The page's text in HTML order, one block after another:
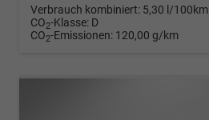
Verbrauch kombiniert: 5,30 l/100km
CO2-Klasse: D
CO2-Emissionen: 120,00 g/km